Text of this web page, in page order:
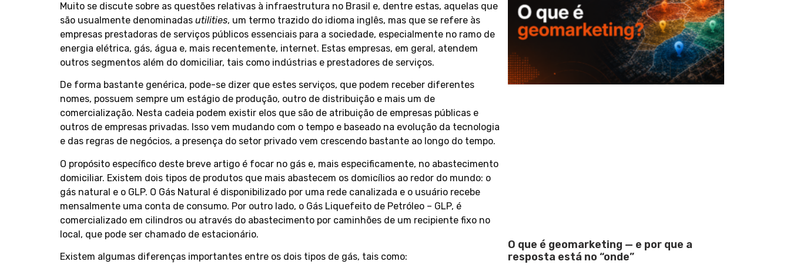
Muito se discute sobre as questões relativas à infraestrutura no Brasil e, dentre estas, aquelas que
são usualmente denominadas utilities, um termo trazido do idioma inglês, mas que se refere às
empresas prestadoras de serviços públicos essenciais para a sociedade, especialmente no ramo de
energia elétrica, gás, água e, mais recentemente, internet. Estas empresas, em geral, atendem
outros segmentos além do domiciliar, tais como indústrias e prestadores de serviços.
De forma bastante genérica, pode-se dizer que estes serviços, que podem receber diferentes
nomes, possuem sempre um estágio de produção, outro de distribuição e mais um de
comercialização. Nesta cadeia podem existir elos que são de atribuição de empresas públicas e
outros de empresas privadas. Isso vem mudando com o tempo e baseado na evolução da tecnologia
e das regras de negócios, a presença do setor privado vem crescendo bastante ao longo do tempo.
O propósito específico deste breve artigo é focar no gás e, mais especificamente, no abastecimento
domiciliar. Existem dois tipos de produtos que mais abastecem os domicílios ao redor do mundo: o
gás natural e o GLP. O Gás Natural é disponibilizado por uma rede canalizada e o usuário recebe
mensalmente uma conta de consumo. Por outro lado, o Gás Liquefeito de Petróleo – GLP, é
comercializado em cilindros ou através do abastecimento por caminhões de um recipiente fixo no
local, que pode ser chamado de estacionário.
Existem algumas diferenças importantes entre os dois tipos de gás, tais como:
O que é geomarketing — e por que a
resposta está no “onde”